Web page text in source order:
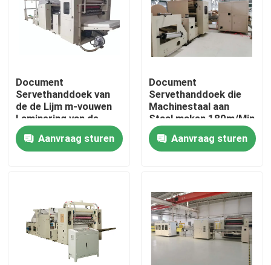
Ongeveer ons
Kwaliteitscontrole
Contacteer ons
Papieren zakdoekjemachine
gezichtsweefselmachine
Document
Servethanddoek van
de de Lijm m-vouwen
Laminering van de
Productiemachine
Aanvraag sturen
Document
Servethanddoek die
Machinestaal aan
Staal maken 180m/Min
in reliëf maken
Aanvraag sturen